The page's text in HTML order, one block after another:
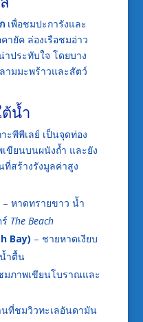
เพื่อชมปะการังและ
ายัค ล่องเรือชมอ่าว
ประทับใจ โดยบาง
ามมะพร้าวและสัตว์
น้ำ
ะพีพีเลย์ เป็นจุดท่อง
ขียนบนผนังถ้ำ และยัง
สร้างรังมูลค่าสูง
– หาดทรายขาว น้ำ
The Beach
Bay) – ชายหาดเงียบ
ำตื้น
มภาพเขียนโบราณและ
ที่ชมวิวทะเลอันดามัน